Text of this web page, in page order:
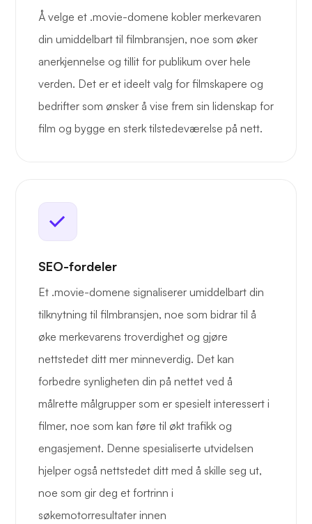
Å velge et .movie-domene kobler merkevaren
din umiddelbart til filmbransjen, noe som øker
anerkjennelse og tillit for publikum over hele
verden. Det er et ideelt valg for filmskapere og
bedrifter som ønsker å vise frem sin lidenskap for
film og bygge en sterk tilstedeværelse på nett.
SEO-fordeler
Et .movie-domene signaliserer umiddelbart din
tilknytning til filmbransjen, noe som bidrar til å
øke merkevarens troverdighet og gjøre
nettstedet ditt mer minneverdig. Det kan
forbedre synligheten din på nettet ved å
målrette målgrupper som er spesielt interessert i
filmer, noe som kan føre til økt trafikk og
engasjement. Denne spesialiserte utvidelsen
hjelper også nettstedet ditt med å skille seg ut,
noe som gir deg et fortrinn i
søkemotorresultater innen